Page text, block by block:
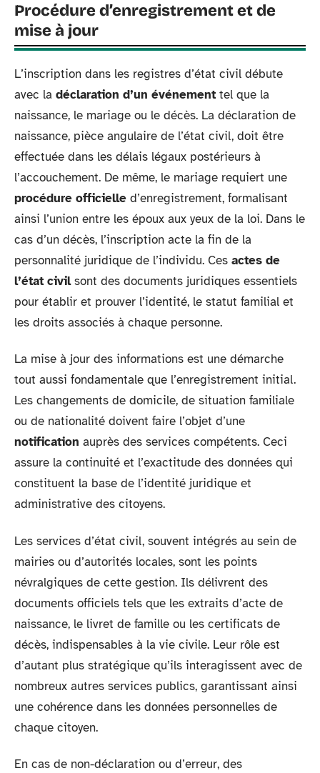
Procédure d’enregistrement et de
mise à jour
L’inscription dans les registres d’état civil débute
avec la déclaration d’un événement tel que la
naissance, le mariage ou le décès. La déclaration de
naissance, pièce angulaire de l’état civil, doit être
effectuée dans les délais légaux postérieurs à
l’accouchement. De même, le mariage requiert une
procédure officielle d’enregistrement, formalisant
ainsi l’union entre les époux aux yeux de la loi. Dans le
cas d’un décès, l’inscription acte la fin de la
personnalité juridique de l’individu. Ces actes de
l’état civilsont des documents juridiques essentiels
pour établir et prouver l’identité, le statut familial et
les droits associés à chaque personne.
La mise à jour des informations est une démarche
tout aussi fondamentale que l’enregistrement initial.
Les changements de domicile, de situation familiale
ou de nationalité doivent faire l’objet d’une
notification auprès des services compétents. Ceci
assure la continuité et l’exactitude des données qui
constituent la base de l’identité juridique et
administrative des citoyens.
Les services d’état civil, souvent intégrés au sein de
mairies ou d’autorités locales, sont les points
névralgiques de cette gestion. Ils délivrent des
documents officiels tels que les extraits d’acte de
naissance, le livret de famille ou les certificats de
décès, indispensables à la vie civile. Leur rôle est
d’autant plus stratégique qu’ils interagissent avec de
nombreux autres services publics, garantissant ainsi
une cohérence dans les données personnelles de
chaque citoyen.
En cas de non-déclaration ou d’erreur, des